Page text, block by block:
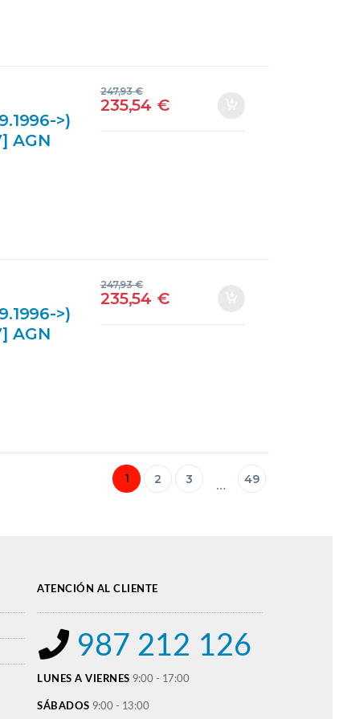
>)
AGN
235,54 €
247,93€
>)
AGN
235,54 €
247,93€
1 2 3 … 49
ATENCIÓN AL CLIENTE
987 212 126
LUNES A VIERNES 9:00 - 17:00
SÁBADOS 9:00 - 13:00